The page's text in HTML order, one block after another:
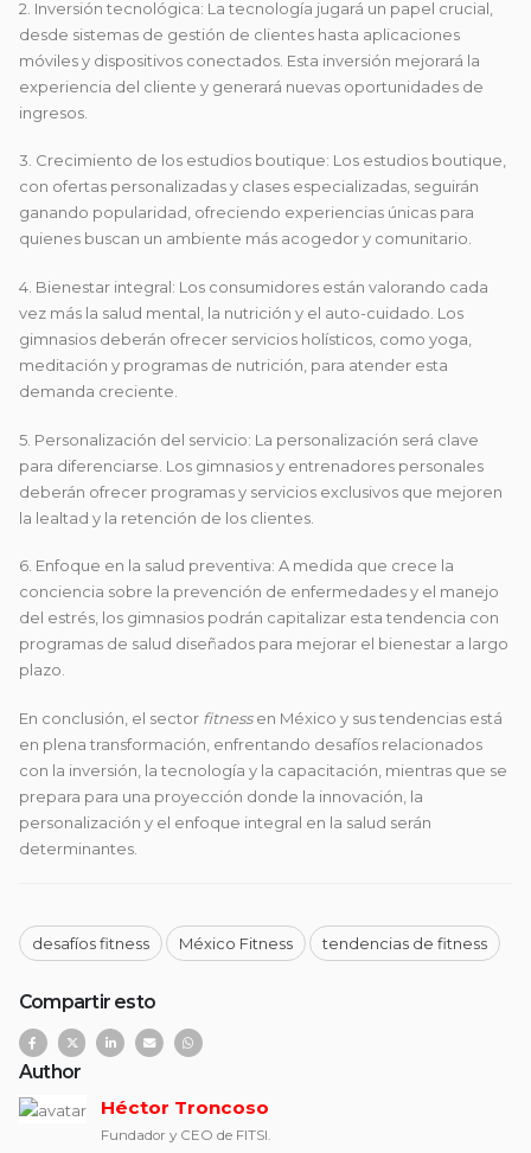
2. Inversión tecnológica: La tecnología jugará un papel crucial,
desde sistemas de gestión de clientes hasta aplicaciones
móviles y dispositivos conectados. Esta inversión mejorará la
experiencia del cliente y generará nuevas oportunidades de
ingresos.
3. Crecimiento de los estudios boutique: Los estudios boutique,
con ofertas personalizadas y clases especializadas, seguirán
ganando popularidad, ofreciendo experiencias únicas para
quienes buscan un ambiente más acogedor y comunitario.
4. Bienestar integral: Los consumidores están valorando cada
vez más la salud mental, la nutrición y el auto-cuidado. Los
gimnasios deberán ofrecer servicios holísticos, como yoga,
meditación y programas de nutrición, para atender esta
demanda creciente.
5. Personalización del servicio: La personalización será clave
para diferenciarse. Los gimnasios y entrenadores personales
deberán ofrecer programas y servicios exclusivos que mejoren
la lealtad y la retención de los clientes.
6. Enfoque en la salud preventiva: A medida que crece la
conciencia sobre la prevención de enfermedades y el manejo
del estrés, los gimnasios podrán capitalizar esta tendencia con
programas de salud diseñados para mejorar el bienestar a largo
plazo.
En conclusión, el sector fitnessen México y sus tendencias está
en plena transformación, enfrentando desafíos relacionados
con la inversión, la tecnología y la capacitación, mientras que se
prepara para una proyección donde la innovación, la
personalización y el enfoque integral en la salud serán
determinantes.
desafíos fitness México Fitness tendencias de fitness
Compartir esto
Author
Héctor Troncoso
Fundador y CEO de FITSI.